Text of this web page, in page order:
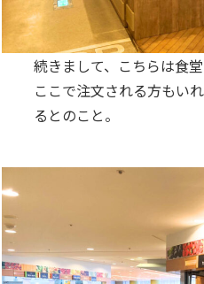
続きまして、こちらは食堂
ここで注文される方もい
るとのこと。